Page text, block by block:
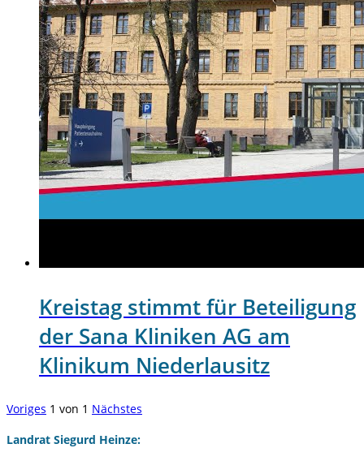
Kreistag stimmt für Beteiligung
der Sana Kliniken AG am
Klinikum Niederlausitz
Voriges 1 von 1 Nächstes
Landrat Siegurd Heinze: